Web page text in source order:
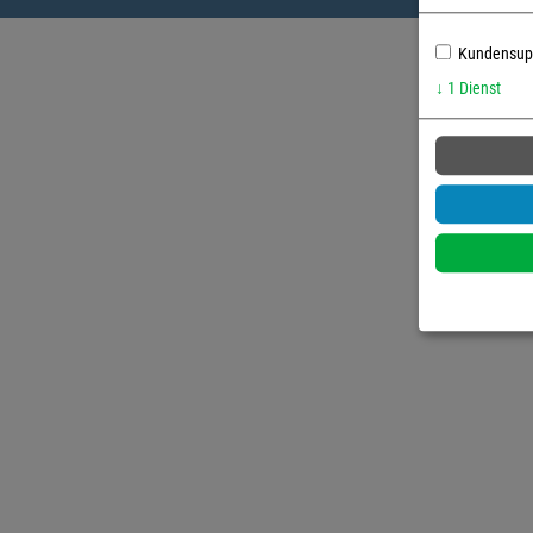
↓ 1 Dienst